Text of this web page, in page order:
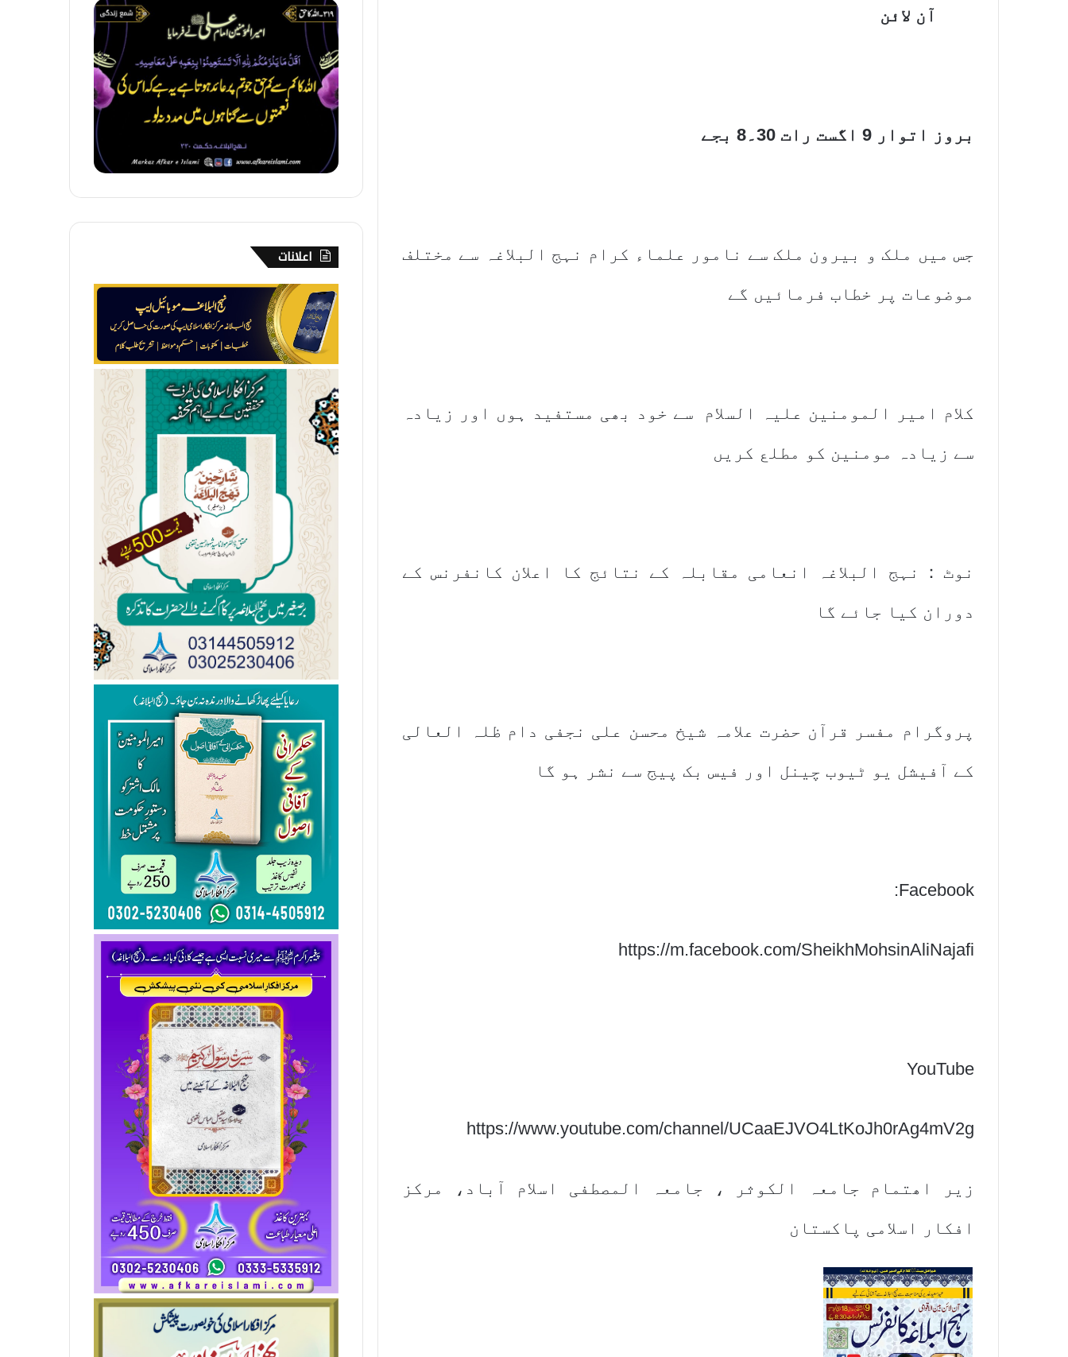
آن لائن
بروز اتوار 9 اگست رات 30۔8 بجے
جس میں ملک و بیرون ملک سے نامور علماء کرام نہج البلاغہ سے مختلف
موضوعات پر خطاب فرمائیں گے
کلام امیر المومنین علیہ السلام سے خود بھی مستفید ہوں اور زیادہ
سے زیادہ مومنین کو مطلع کریں
نوٹ：نہج البلاغہ انعامی مقابلہ کے نتائج کا اعلان کانفرنس کے
دوران کیا جائے گا
پروگرام مفسر قرآن حضرت علامہ شیخ محسن علی نجفی دام ظلہ العالی
کے آفیشل یو ٹیوب چینل اور فیس بک پیج سے نشر ہو گا
Facebook:
https://m.facebook.com/SheikhMohsinAliNajafi
YouTube
https://www.youtube.com/channel/UCaaEJVO4LtKoJh0rAg4mV2g
زیر اھتمام جامعہ الکوثر ، جامعہ المصطفی اسلام آباد، مرکز
افکار اسلامی پاکستان
3
1
9
۔
ا
ل
ل
ہ
ک
ح
اعلانات